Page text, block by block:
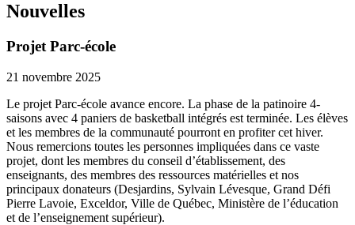
Nouvelles
Projet Parc-école
21 novembre 2025
Le projet Parc-école avance encore. La phase de la patinoire 4-
saisons avec 4 paniers de basketball intégrés est terminée. Les élèves
et les membres de la communauté pourront en profiter cet hiver.
Nous remercions toutes les personnes impliquées dans ce vaste
projet, dont les membres du conseil d’établissement, des
enseignants, des membres des ressources matérielles et nos
principaux donateurs (Desjardins, Sylvain Lévesque, Grand Défi
Pierre Lavoie, Exceldor, Ville de Québec, Ministère de l’éducation
et de l’enseignement supérieur).